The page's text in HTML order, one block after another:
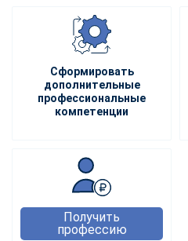
Сформировать
дополнительные
профессиональные
компетенции
Получить
профессию